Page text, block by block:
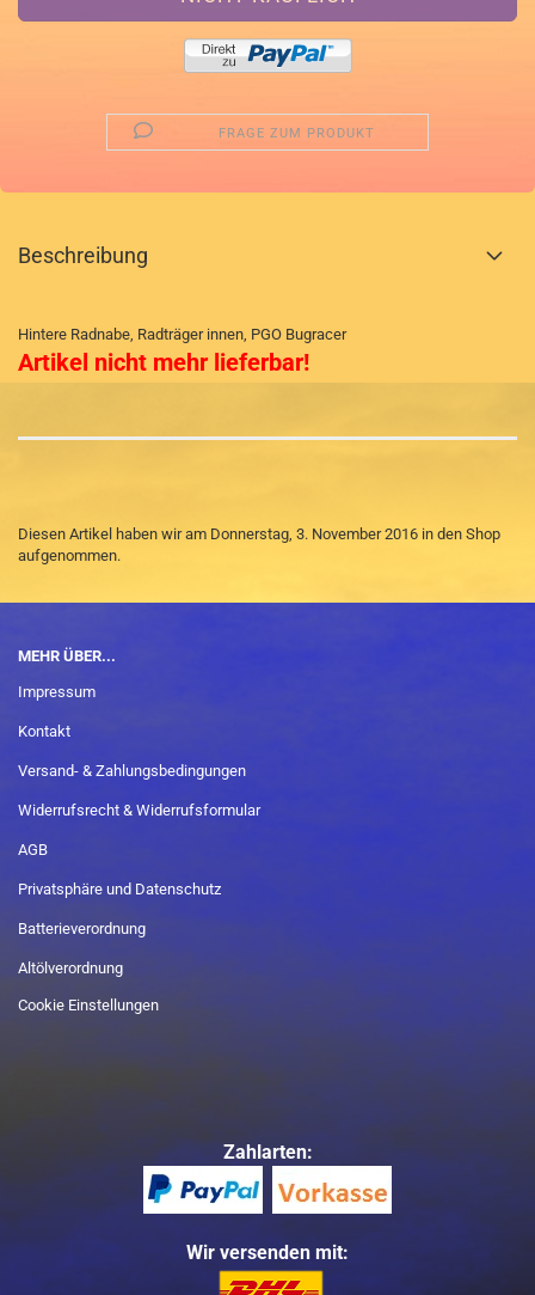
FRAGE ZUM PRODUKT
Beschreibung
Hintere Radnabe, Radträger innen, PGO Bugracer
Artikel nicht mehr lieferbar!
Diesen Artikel haben wir am Donnerstag, 3. November 2016 in den Shop
aufgenommen.
MEHR ÜBER...
Impressum
Kontakt
Versand- & Zahlungsbedingungen
Widerrufsrecht & Widerrufsformular
AGB
Privatsphäre und Datenschutz
Batterieverordnung
Altölverordnung
Cookie Einstellungen
Zahlarten:
Wir versenden mit: